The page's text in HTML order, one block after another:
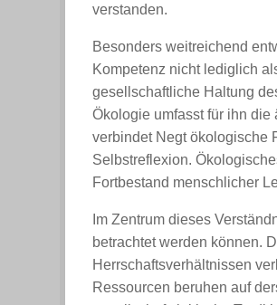
verstanden.
Besonders weitreichend
Kompetenz nicht lediglich
gesellschaftliche Haltung
Ökologie umfasst für ihn
verbindet Negt ökologische
Selbstreflexion.
Fortbestand menschlicher
Im Zentrum dieses
betrachtet werden können.
Herrschaftsverhältnissen
Ressourcen beruhen auf